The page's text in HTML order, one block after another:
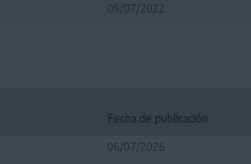
05/07/2022
Fecha de publicación
06/07/2026